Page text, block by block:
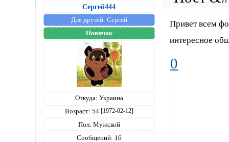
Сергей444
Для друзей: Сергей
Новичок
Откуда: Украина
Возраст: 54 [1972-02-12]
Пол: Мужской
Сообщений: 16
Привет всем
интересное
0